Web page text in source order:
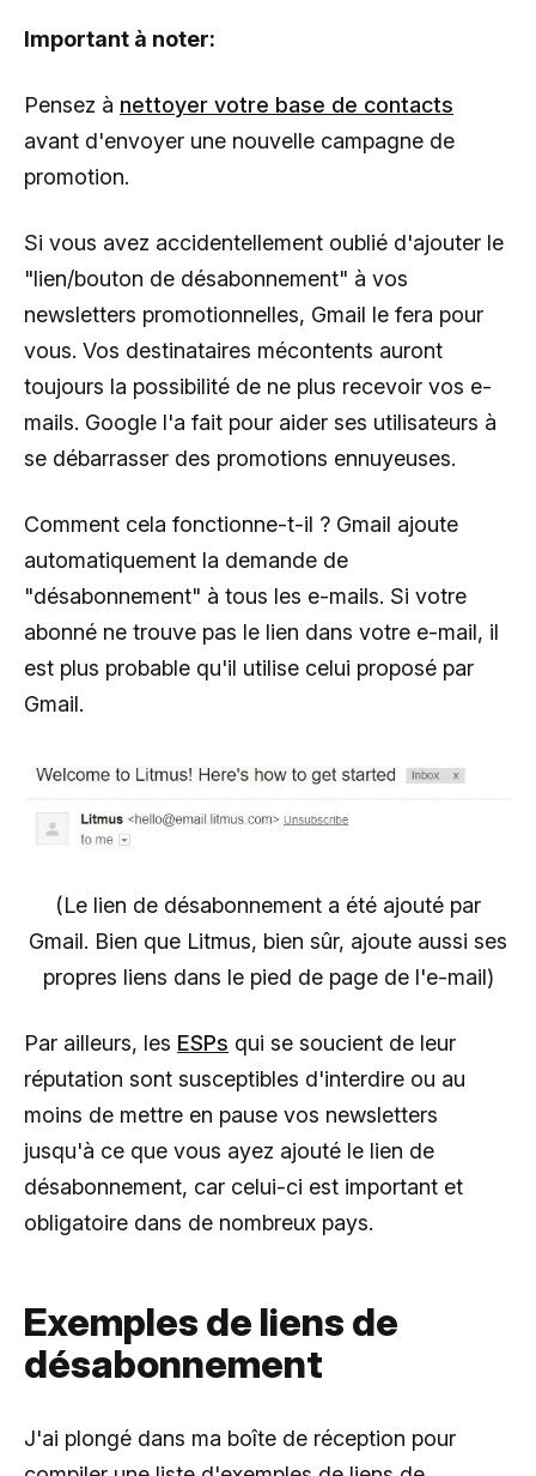
Important à noter:
Pensez à nettoyer votre base de contacts
avant d'envoyer une nouvelle campagne de
promotion.
Si vous avez accidentellement oublié d'ajouter le
"lien/bouton de désabonnement" à vos
newsletters promotionnelles, Gmail le fera pour
vous. Vos destinataires mécontents auront
toujours la possibilité de ne plus recevoir vos e-
mails. Google l'a fait pour aider ses utilisateurs à
se débarrasser des promotions ennuyeuses.
Comment cela fonctionne-t-il ? Gmail ajoute
automatiquement la demande de
"désabonnement" à tous les e-mails. Si votre
abonné ne trouve pas le lien dans votre e-mail, il
est plus probable qu'il utilise celui proposé par
Gmail.
(Le lien de désabonnement a été ajouté par
Gmail. Bien que Litmus, bien sûr, ajoute aussi ses
propres liens dans le pied de page de l'e-mail)
Par ailleurs, les ESPs qui se soucient de leur
réputation sont susceptibles d'interdire ou au
moins de mettre en pause vos newsletters
jusqu'à ce que vous ayez ajouté le lien de
désabonnement, car celui-ci est important et
obligatoire dans de nombreux pays.
Exemples de liens de
désabonnement
J'ai plongé dans ma boîte de réception pour